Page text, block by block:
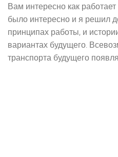
Вам интересно как
было интересно и я решил
принципах работы, и
вариантах будущего.
транспорта будущего